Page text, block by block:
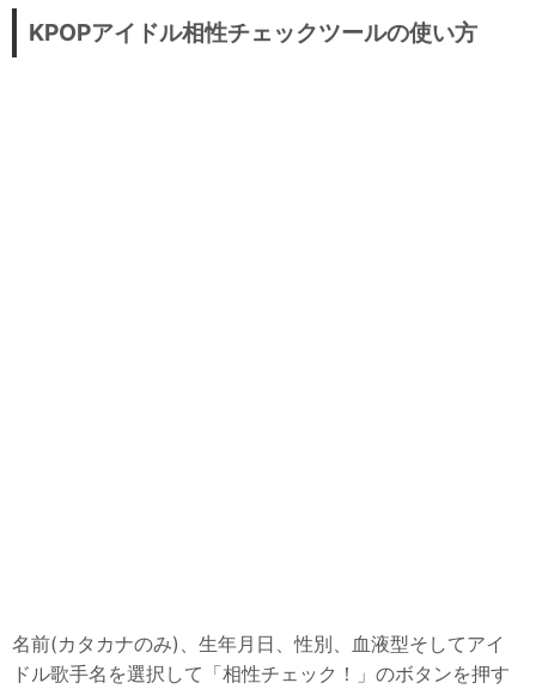
韓国エンタメクイズ
お勧めのKPOP
KPOPアイドル相性チェックツールの使い方
名前(カタカナのみ)、生年月日、性別、血液型そしてアイ
ドル歌手名を選択して「相性チェック！」のボタンを押す